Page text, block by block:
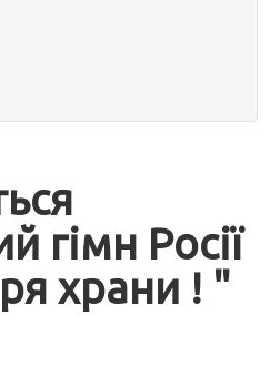
гімн Росії
храни ! "